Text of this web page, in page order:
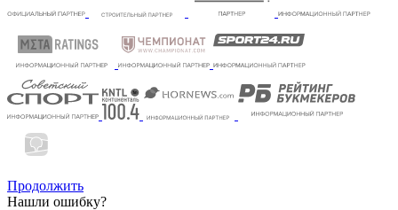
Продолжить
Нашли ошибку?